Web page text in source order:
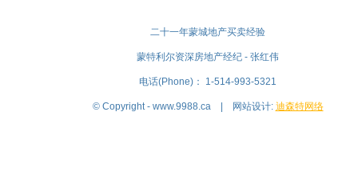
二十一年蒙城地产买卖经验
蒙特利尔资深房地产经纪 - 张红伟
电话(Phone)： 1-514-993-5321
© Copyright - www.9988.ca | 网站设计: 迪森特网络